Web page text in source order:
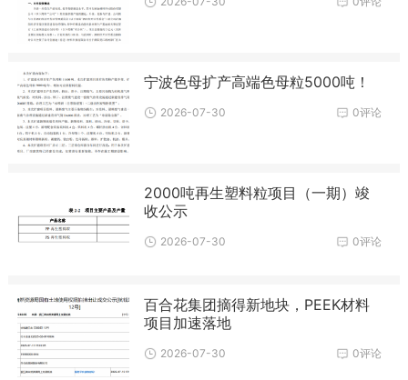
宁波色母扩产高端色母粒5000吨！
0评论
2026-07-30
2000吨再生塑料粒项目（一期）竣
收公示
0评论
2026-07-30
百合花集团摘得新地块，PEEK材料
项目加速落地
0评论
2026-07-30